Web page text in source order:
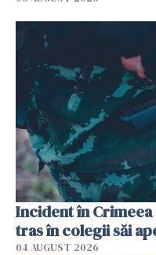
Incident în Crimeea
tras în colegii săi
04 AUGUST 2026